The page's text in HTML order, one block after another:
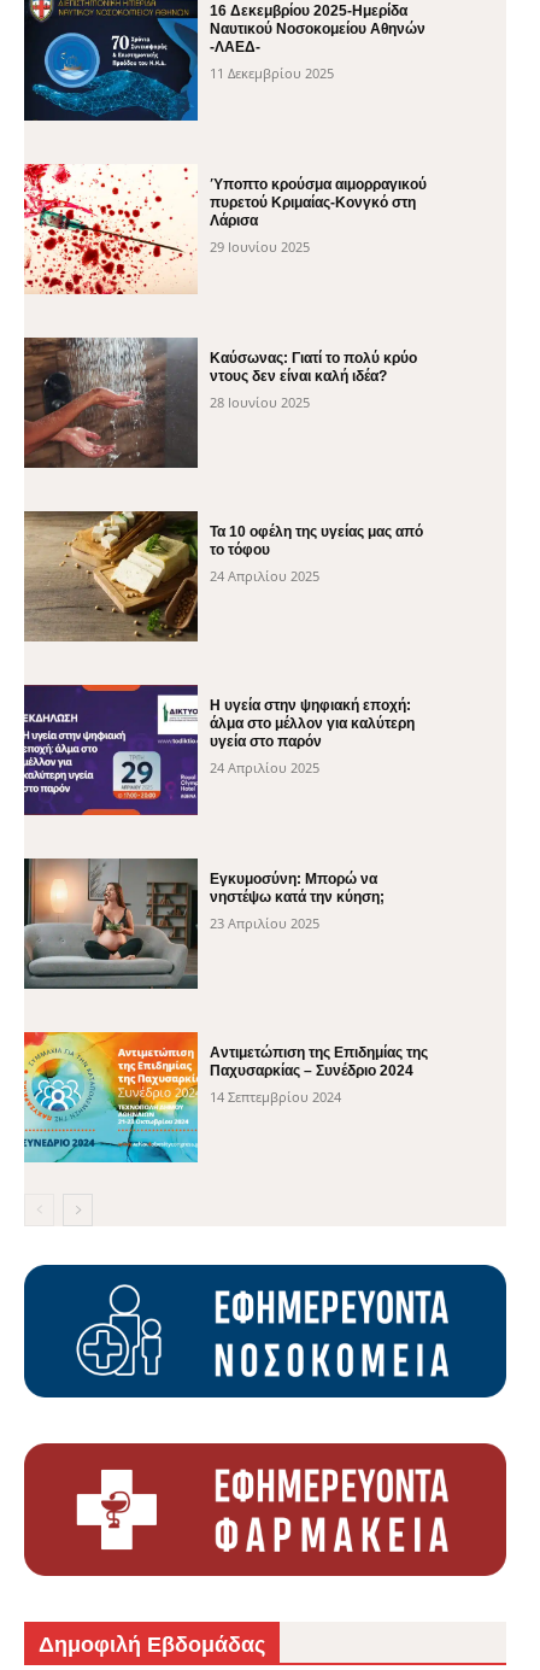
16 Δεκεμβρίου 2025-Ημερίδα
Ναυτικού Νοσοκομείου Αθηνών
-ΛΑΕΔ-
11 Δεκεμβρίου 2025
Ύποπτο κρούσμα αιμορραγικού
πυρετού Κριμαίας-Κονγκό στη
Λάρισα
29 Ιουνίου 2025
Καύσωνας: Γιατί το πολύ κρύο
ντους δεν είναι καλή ιδέα?
28 Ιουνίου 2025
Τα 10 οφέλη της υγείας μας από
το τόφου
24 Απριλίου 2025
H υγεία στην ψηφιακή εποχή:
άλμα στο μέλλον για καλύτερη
υγεία στο παρόν
24 Απριλίου 2025
Εγκυμοσύνη: Μπορώ να
νηστέψω κατά την κύηση;
23 Απριλίου 2025
Αντιμετώπιση της Επιδημίας της
Παχυσαρκίας – Συνέδριο 2024
14 Σεπτεμβρίου 2024
Δημοφιλή Εβδομάδας